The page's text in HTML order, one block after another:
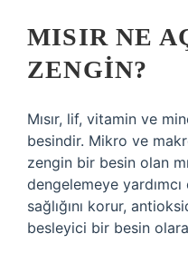
MISIR NE
ZENGIN?
Mısır, lif, vitamin ve
besindir. Mikro ve
zengin bir besin olan
dengelemeye
sağlığını korur,
besleyici bir besin